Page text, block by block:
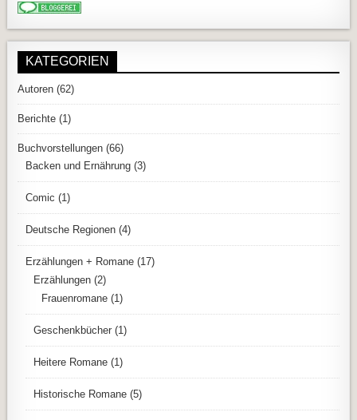
KATEGORIEN
Autoren (62)
Berichte (1)
Buchvorstellungen (66)
Backen und Ernährung (3)
Comic (1)
Deutsche Regionen (4)
Erzählungen + Romane (17)
Erzählungen (2)
Frauenromane (1)
Geschenkbücher (1)
Heitere Romane (1)
Historische Romane (5)